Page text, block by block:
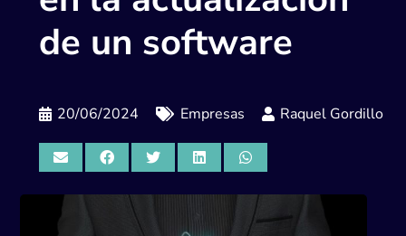
de un software
20/06/2024 Empresas Raquel Gordillo